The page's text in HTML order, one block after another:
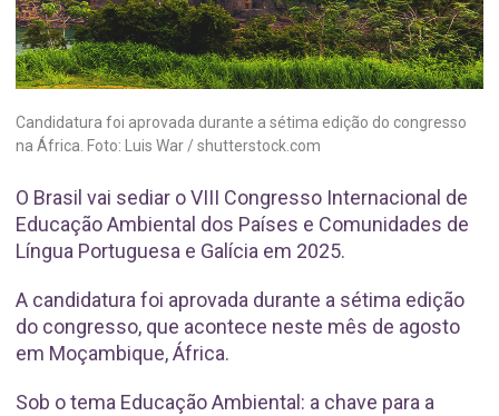
Candidatura foi aprovada durante a sétima edição do congresso
na África. Foto: Luis War / shutterstock.com
O Brasil vai sediar o VIII Congresso Internacional de
Educação Ambiental dos Países e Comunidades de
Língua Portuguesa e Galícia em 2025.
A candidatura foi aprovada durante a sétima edição
do congresso, que acontece neste mês de agosto
em Moçambique, África.
Sob o tema Educação Ambiental: a chave para a